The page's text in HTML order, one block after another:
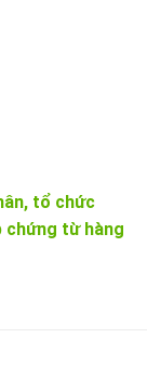
tổ chức
chứng từ hàng